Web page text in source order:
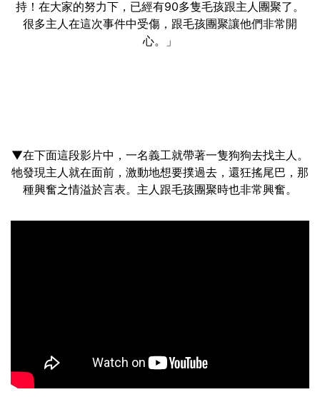
持！在大家的努力下，已經有90多隻毛孩跟主人團聚了。
很多主人在這次事件中受傷，跟毛孩團聚讓他們非常開
心。」
▼在下面這段影片中，一名義工就帶著一隻狗狗去找主人。
牠發現主人就在面前，激動地想要撲過去，還狂搖尾巴，那
種興奮之情溢於言表。主人跟毛孩團聚時也非常興奮。